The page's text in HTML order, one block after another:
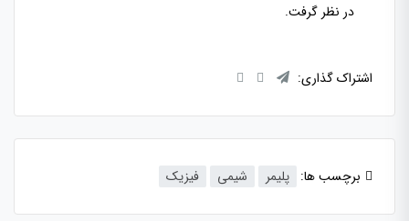
در نظر گرفت.
اشتراک گذاری:
برچسب ها: پلیمر شیمی فیزیک